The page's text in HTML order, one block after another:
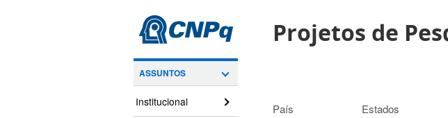
ASSUNTOS
Institucional
Projetos de
País Estados